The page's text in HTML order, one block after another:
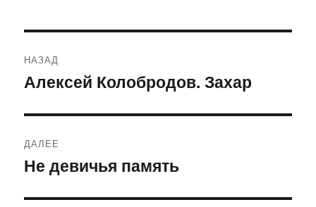
по
НАЗАД
Предыдущая
Алексей Колобродов. Захар
ДАЛЕЕ
Следующая
Не девичья память